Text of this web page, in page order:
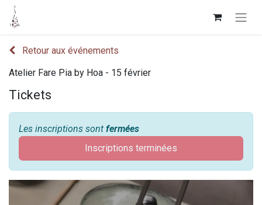
Retour aux événements
Atelier Fare Pia by Hoa - 15 février
Tickets
Les inscriptions sont fermées
Inscriptions terminées